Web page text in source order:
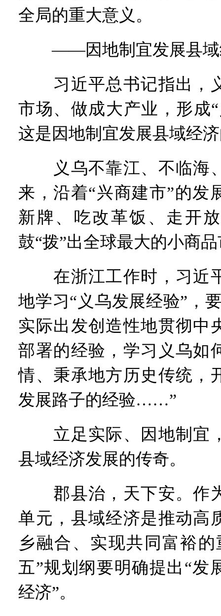
全局的重大意义。
——因地制宜发展县域
习近平总书记指出，
市场、做成大产业，形成
这是因地制宜发展县域经
义乌不靠江、不临海
来，沿着“兴商建市”的发
新牌、吃改革饭、走开
鼓“拨”出全球最大的小商
在浙江工作时，习近
地学习“义乌发展经验”，
实际出发创造性地贯彻中
部署的经验，学习义乌如
情、秉承地方历史传统，
发展路子的经验……”
立足实际、因地制宜
县域经济发展的传奇。
郡县治，天下安。作
单元，县域经济是推动高
乡融合、实现共同富裕
五”规划纲要明确提出“发
经济”。